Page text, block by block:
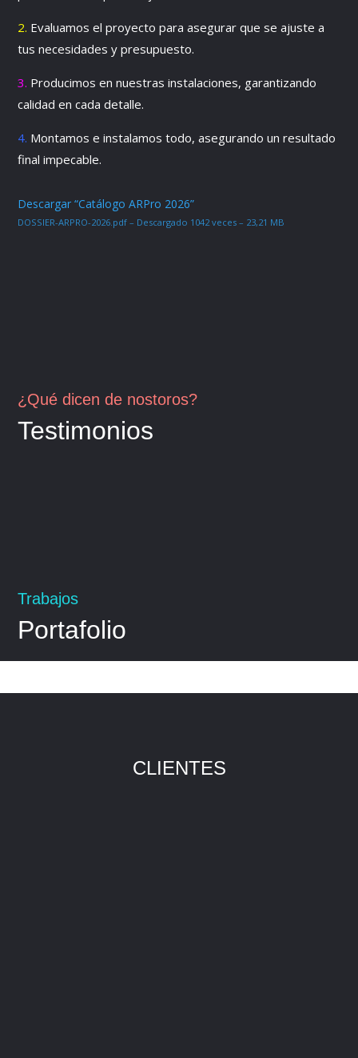
2. Evaluamos el proyecto para asegurar que se ajuste a
tus necesidades y presupuesto.
3. Producimos en nuestras instalaciones, garantizando
calidad en cada detalle.
4. Montamos e instalamos todo, asegurando un resultado
final impecable.
Descargar “Catálogo ARPro 2026”
DOSSIER-ARPRO-2026.pdf – Descargado 1042 veces – 23,21 MB
¿Qué dicen de nostoros?
Testimonios
Trabajos
Portafolio
CLIENTES